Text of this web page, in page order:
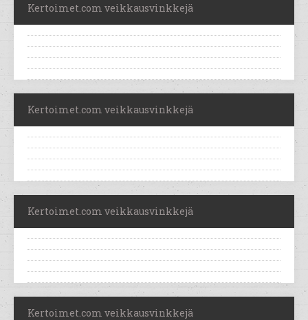
Kertoimet.com veikkausvinkkejä
Kertoimet.com veikkausvinkkejä
Kertoimet.com veikkausvinkkejä
Kertoimet.com veikkausvinkkejä